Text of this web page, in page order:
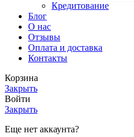
Кредитование
Блог
О нас
Отзывы
Оплата и доставка
Контакты
Корзина
Закрыть
Войти
Закрыть
Еще нет аккаунта?